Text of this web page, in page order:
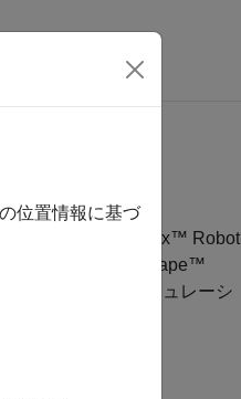
System Toolbox™ Robot
Simscape™
可視化およびシミュレーシ
位置情報に基づ